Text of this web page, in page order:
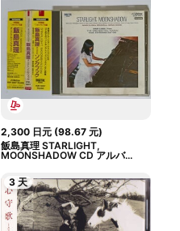
2,300 日元 (98.67 元)
飯島真理 STARLIGHT,
MOONSHADOW CD アルバ...
3 天